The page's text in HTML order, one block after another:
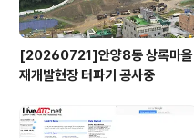
[20260721]안양8동 상록마을
재개발현장 터파기 공사중